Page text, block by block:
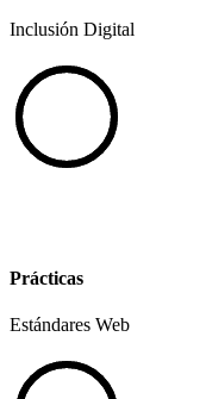
Inclusión Digital
Prácticas
Estándares Web